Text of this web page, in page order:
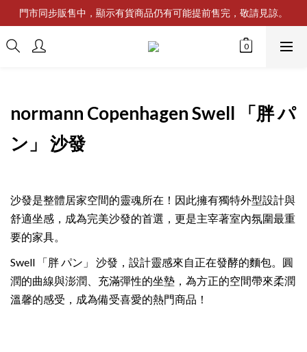
門市同步販售中，顯示有貨商品仍有可能提前售完，敬請見諒。
normann Copenhagen Swell 「胖 パ
ン」 沙發
沙發是整體居家空間的靈魂所在！因此擁有獨特外型設計與
舒適坐感，成為完美沙發的首選，更是主宰著室內氛圍最重
要的家具。
Swell 「胖 パン」 沙發，設計靈感來自正在發酵的麵包。圓
潤的曲線與澎潤、充滿彈性的坐墊，為方正的空間帶來柔潤
溫馨的感受，成為備受喜愛的熱門商品！